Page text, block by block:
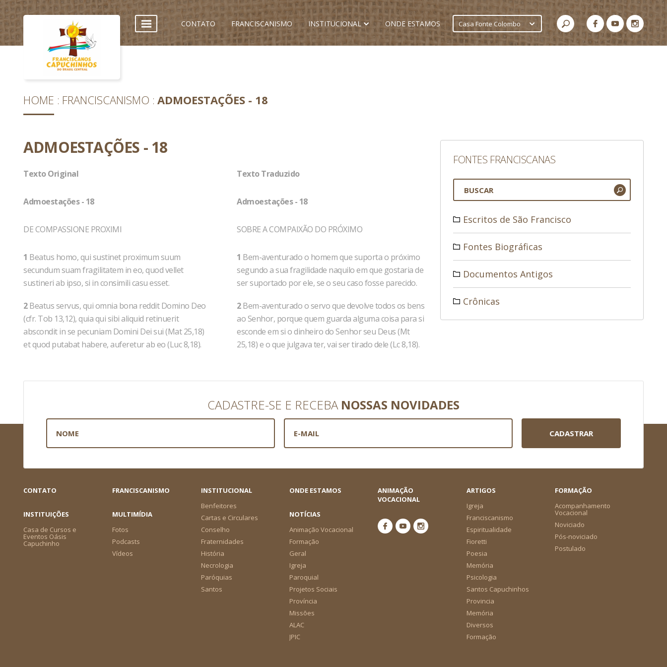
CONTATO FRANCISCANISMO INSTITUCIONAL ONDE ESTAMOS Casa Fonte Colombo
HOME FRANCISCANISMO ADMOESTAÇÕES - 18
ADMOESTAÇÕES - 18
Texto Original
Admoestações - 18
DE COMPASSIONE PROXIMI
1 Beatus homo, qui sustinet proximum suum
secundum suam fragilitatem in eo, quod vellet
sustineri ab ipso, si in consimili casu esset.
2Beatus servus, qui omnia bona reddit Domino Deo
(cfr. Tob 13,12), quia qui sibi aliquid retinuerit
abscondit in se pecuniam Domini Dei sui (Mat 25,18)
et quod putabat habere, auferetur ab eo (Luc 8,18).
Texto Traduzido
Admoestações - 18
SOBRE A COMPAIXÃO DO PRÓXIMO
1 Bem-aventurado o homem que suporta o próximo
segundo a sua fragilidade naquilo em que gostaria de
ser suportado por ele, se o seu caso fosse parecido.
2Bem-aventurado o servo que devolve todos os bens
ao Senhor, porque quem guarda alguma coisa para si
esconde em si o dinheiro do Senhor seu Deus (Mt
25,18) e o que julgava ter, vai ser tirado dele (Lc 8,18).
FONTES FRANCISCANAS
Escritos de São Francisco
Fontes Biográficas
Documentos Antigos
Crônicas
CADASTRE-SE E RECEBA NOSSAS NOVIDADES
CADASTRAR
CONTATO FRANCISCANISMO
INSTITUCIONAL
Benfeitores
Cartas e Circulares
Conselho
Fraternidades
História
Necrologia
Paróquias
Santos
ONDE ESTAMOS
ANIMAÇÃO
VOCACIONAL
ARTIGOS
Igreja
Franciscanismo
Espiritualidade
Fioretti
Poesia
Memória
Psicologia
Santos Capuchinhos
Provincia
Memória
Diversos
Formação
FORMAÇÃO
Acompanhamento
Vocacional
Noviciado
Pós-noviciado
Postulado
INSTITUIÇÕES
Casa de Cursos e
Eventos Oásis
Capuchinho
MULTIMÍDIA
Fotos
Podcasts
Vídeos
NOTÍCIAS
Animação Vocacional
Formação
Geral
Igreja
Paroquial
Projetos Sociais
Província
Missões
ALAC
JPIC